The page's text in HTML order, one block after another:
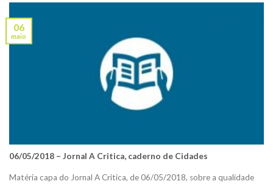
06/05/2018 – Jornal A Critica, caderno de Cidades
Matéria capa do Jornal A Critica, de 06/05/2018, sobre a qualidade
06
maio